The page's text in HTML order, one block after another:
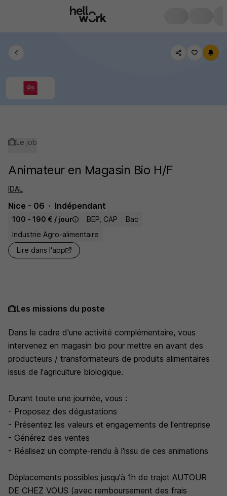
Le job
Animateur en Magasin Bio H/F
IDAL
Nice - 06 Indépendant
100 - 190 € / jour BEP, CAP
Bac
Industrie Agro-alimentaire
Lire dans l'app
Les missions du poste
Dans le cadre d'une activité complémentaire, vous
intervenez en magasin bio pour mettre en avant des
producteurs / transformateurs de produits alimentaires
issus de l'agriculture biologique.
Durant toute une journée, vous :
- Proposez des dégustations
- Présentez les valeurs et engagements de l'entreprise
- Générez des ventes
- Réalisez un compte-rendu à l'issu de ces animations
Déplacements possibles jusqu'à 1h de trajet AUTOUR
DE CHEZ VOUS (avec remboursement des frais